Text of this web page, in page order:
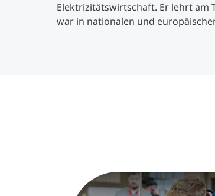
Elektrizitätswirtschaft. Er lehrt am
war in nationalen und